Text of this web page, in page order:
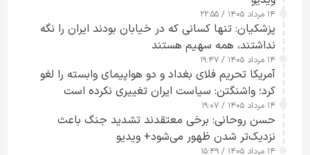
۱۴ مرداد ۱۴۰۵ / ۲۲:۵۵
پزشکیان: تنها کسانی که در خیابان بودند ایران را نگه
نداشتند، همه سهیم هستند
۱۴ مرداد ۱۴۰۵ / ۱۹:۴۷
آمریکا تحریم فلای بغداد و دو هواپیمای وابسته را لغو
کرد؛ واشنگتن: سیاست ایران تغییری نکرده است
۱۴ مرداد ۱۴۰۵ / ۱۹:۰۷
حسن روحانی: برخی معتقدند تشدید جنگ باعث
نزدیک‌تر شدن ظهور می‌شود+ ویدیو
۱۴ مرداد ۱۴۰۵ / ۱۵:۴۹